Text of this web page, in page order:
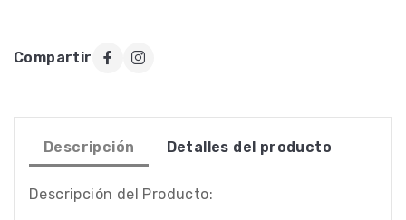
Compartir
Descripción Detalles del producto
Descripción del Producto: